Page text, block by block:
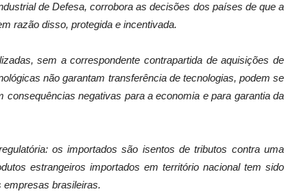
de Defesa, corrobora as decisões dos países de que a
razão disso, protegida e incentivada.
sem a correspondente contrapartida de aquisições de
não garantam transferência de tecnologias, podem se
negativas para a economia e para garantia da
os importados são isentos de tributos contra uma
estrangeiros importados em território nacional tem sido
brasileiras.